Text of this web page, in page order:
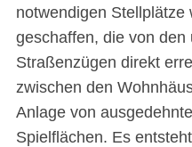
notwendigen Stellplätze
geschaffen, die von den
Straßenzügen direkt
zwischen den
Anlage von
Spielflächen. Es